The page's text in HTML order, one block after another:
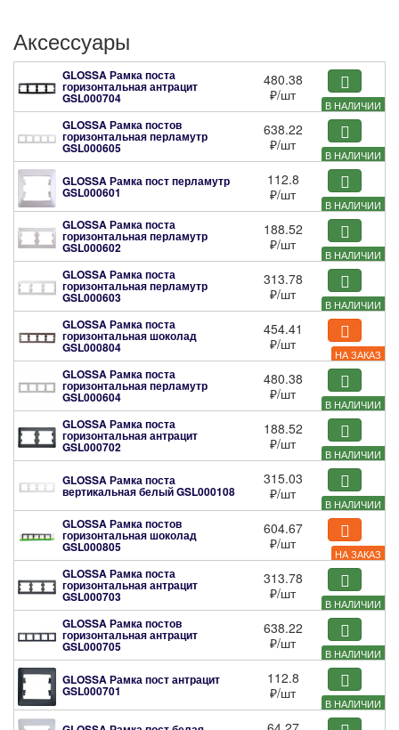
Аксессуары
В НАЛИЧИИ
GLOSSA Рамка поста
горизонтальная антрацит
GSL000704
480.38
₽/шт
В НАЛИЧИИ
GLOSSA Рамка постов
горизонтальная перламутр
GSL000605
638.22
₽/шт
В НАЛИЧИИ
GLOSSA Рамка пост перламутр
GSL000601
112.8
₽/шт
В НАЛИЧИИ
GLOSSA Рамка поста
горизонтальная перламутр
GSL000602
188.52
₽/шт
В НАЛИЧИИ
GLOSSA Рамка поста
горизонтальная перламутр
GSL000603
313.78
₽/шт
НА ЗАКАЗ
GLOSSA Рамка поста
горизонтальная шоколад
GSL000804
454.41
₽/шт
В НАЛИЧИИ
GLOSSA Рамка поста
горизонтальная перламутр
GSL000604
480.38
₽/шт
В НАЛИЧИИ
GLOSSA Рамка поста
горизонтальная антрацит
GSL000702
188.52
₽/шт
В НАЛИЧИИ
GLOSSA Рамка поста
вертикальная белыйGSL000108
315.03
₽/шт
НА ЗАКАЗ
GLOSSA Рамка постов
горизонтальная шоколад
GSL000805
604.67
₽/шт
В НАЛИЧИИ
GLOSSA Рамка поста
горизонтальная антрацит
GSL000703
313.78
₽/шт
В НАЛИЧИИ
GLOSSA Рамка постов
горизонтальная антрацит
GSL000705
638.22
₽/шт
В НАЛИЧИИ
GLOSSA Рамка пост антрацит
GSL000701
112.8
₽/шт